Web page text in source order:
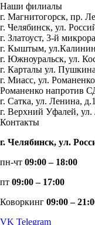
Наши филиалы
г. Магнитогорск, пр.
г. Челябинск, ул.
г. Златоуст, 3-й
г. Кыштым,
г. Южноуральск, ул.
г. Карталы ул.
г. Миасс, ул.
Романенко напротив
г. Сатка, ул. Ленина, д.1
г. Верхний Уфалей,
Контакты
г. Челябинск, ул.
пн-чт 09:00 – 18:00
пт 09:00 – 17:00
Коворкинг 09:00 –
VK Telegram